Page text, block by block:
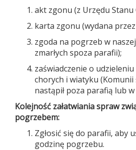
akt zgonu (z Urzędu Stanu
karta zgonu (wydana
zgoda na pogrzeb w
zmarłych spoza parafii);
zaświadczenie o
chorych i wiatyku
nastąpił poza parafią lub
Kolejność załatwiania spraw
pogrzebem:
Zgłosić się do parafii, aby
godzinę pogrzebu.